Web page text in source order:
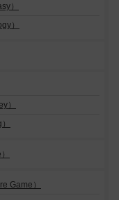
）
）
）
Game）